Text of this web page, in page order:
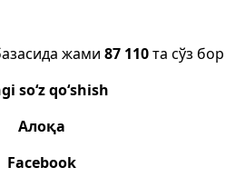
жами 87 110та сўз бор
so‘z qo‘shish
Алоқа
Facebook